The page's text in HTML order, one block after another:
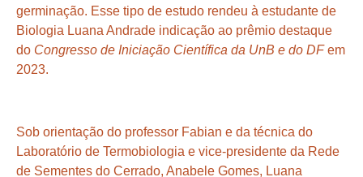
germinação. Esse tipo de estudo rendeu à estudante de
Biologia Luana Andrade indicação ao prêmio destaque
do Congresso de Iniciação Científica da UnB e do DFem
2023.
Sob orientação do professor Fabian e da técnica do
Laboratório de Termobiologia e vice-presidente da Rede
de Sementes do Cerrado, Anabele Gomes, Luana